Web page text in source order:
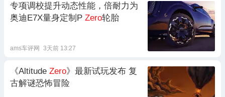
专项调校提升动态性能，倍耐力为
奥迪E7X量身定制P Zero轮胎
ams车评网 3天前 13:27
《Altitude Zero》最新试玩发布 复
古解谜恐怖冒险